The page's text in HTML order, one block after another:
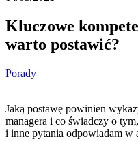
Kluczowe
warto postawić?
Porady
Jaką postawę powinien
managera i co świadczy o
i inne pytania odpowiadam w